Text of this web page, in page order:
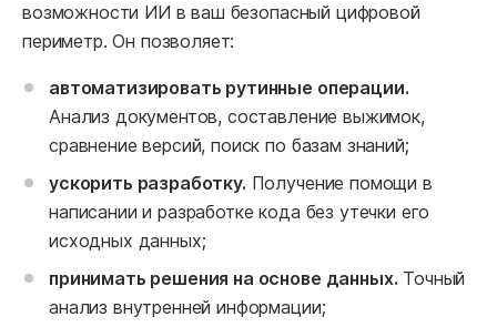
возможности ИИ в ваш безопасный цифровой
периметр. Он позволяет:
автоматизировать рутинные операции.
Анализ документов, составление выжимок,
сравнение версий, поиск по базам знаний;
ускорить разработку. Получение помощи в
написании и разработке кода без утечки его
исходных данных;
принимать решения на основе данных. Точный
анализ внутренней информации;